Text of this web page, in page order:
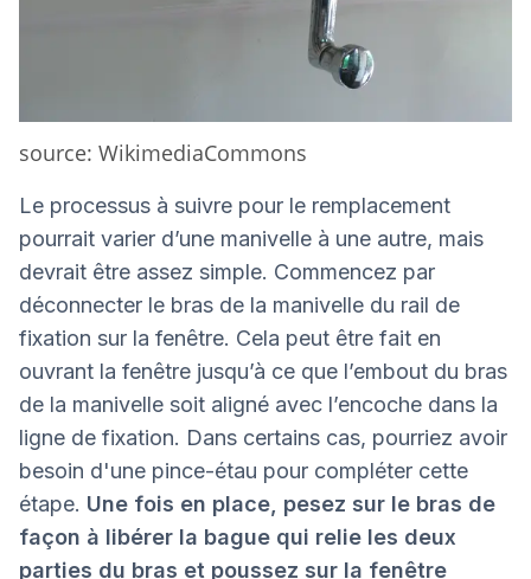
source: WikimediaCommons
Le processus à suivre pour le remplacement
pourrait varier d’une manivelle à une autre, mais
devrait être assez simple. Commencez par
déconnecter le bras de la manivelle du rail de
fixation sur la fenêtre. Cela peut être fait en
ouvrant la fenêtre jusqu’à ce que l’embout du bras
de la manivelle soit aligné avec l’encoche dans la
ligne de fixation. Dans certains cas, pourriez avoir
besoin d'une pince-étau pour compléter cette
étape. Une fois en place, pesez sur le bras de
façon à libérer la bague qui relie les deux
parties du bras et poussez sur la fenêtre